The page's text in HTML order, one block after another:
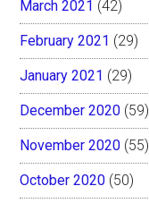
March 2021 (42)
February 2021 (29)
January 2021 (29)
December 2020 (59)
November 2020 (55)
October 2020 (50)